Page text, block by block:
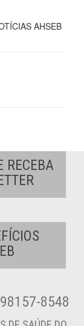
AHSEB
RECEBA
8548